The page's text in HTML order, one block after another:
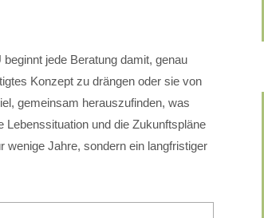
jede Beratung damit, genau
Konzept zu drängen oder sie von
gemeinsam herauszufinden, was
und die Zukunftspläne
wenige Jahre, sondern ein langfristiger